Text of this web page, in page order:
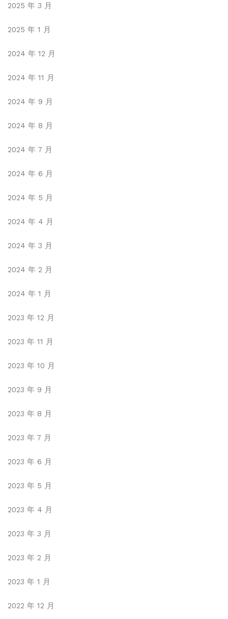
2025 年 3 月
2025 年 1 月
2024 年 12 月
2024 年 11 月
2024 年 9 月
2024 年 8 月
2024 年 7 月
2024 年 6 月
2024 年 5 月
2024 年 4 月
2024 年 3 月
2024 年 2 月
2024 年 1 月
2023 年 12 月
2023 年 11 月
2023 年 10 月
2023 年 9 月
2023 年 8 月
2023 年 7 月
2023 年 6 月
2023 年 5 月
2023 年 4 月
2023 年 3 月
2023 年 2 月
2023 年 1 月
2022 年 12 月